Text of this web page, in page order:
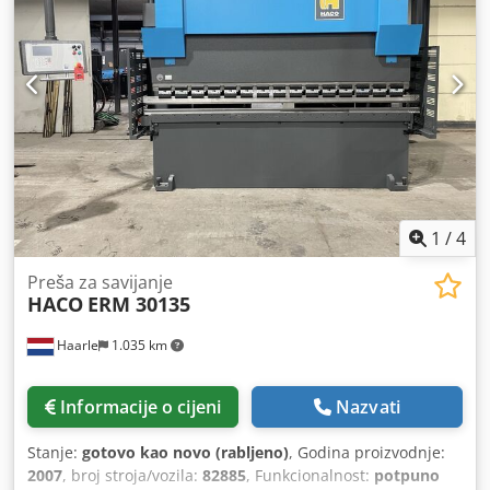
1 /4
Haarle 1.035 km
Preša za savijanje
HACO ERM 30135
Informacije o cijeni Nazvati
Stanje: gotovo kao novo (rabljeno), Godina proizvodnje:
2007, broj stroja/vozila: 82885, Funkcionalnost: potpuno